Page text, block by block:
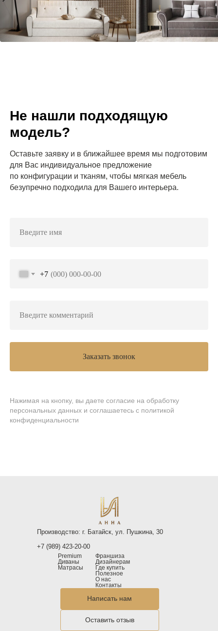
Не нашли подходящую
модель?
Оставьте заявку и в ближайшее время мы подготовим
для Вас индивидуальное предложение
по конфигурации и тканям, чтобы мягкая мебель
безупречно подходила для Вашего интерьера.
+7
Заказать звонок
Нажимая на кнопку, вы даете согласие на обработку
персональных данных и соглашаетесь c политикой
конфиденциальности
Производство: г. Батайск, ул. Пушкина, 30
+7 (989) 423-20-00
Premium
Диваны
Матрасы
Франшиза
Дизайнерам
Где купить
Полезное
О нас
Контакты
Написать нам
Оставить отзыв